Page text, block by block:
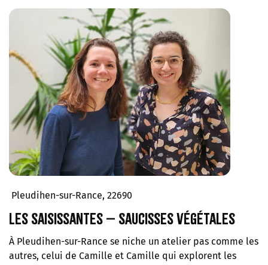
Pleudihen-sur-Rance, 22690
Les Saisissantes – Saucisses végétales
À Pleudihen-sur-Rance se niche un atelier pas comme les
autres, celui de Camille et Camille qui explorent les